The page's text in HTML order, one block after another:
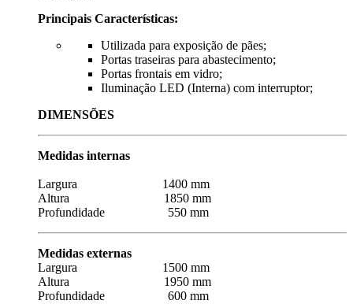
Principais Características:
Utilizada para exposição de pães;
Portas traseiras para abastecimento;
Portas frontais em vidro;
Iluminação LED (Interna) com interruptor;
DIMENSÕES
Medidas internas
Largura 1400 mm
Altura 1850 mm
Profundidade 550 mm
Medidas externas
Largura 1500 mm
Altura 1950 mm
Profundidade 600 mm